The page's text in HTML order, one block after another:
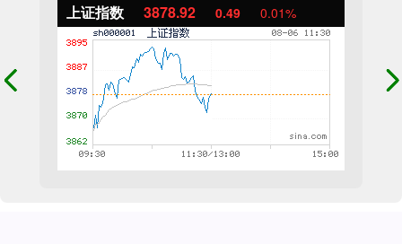
上证指数 3878.92 0.49 0.01%